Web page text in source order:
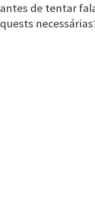
antes de tentar
quests